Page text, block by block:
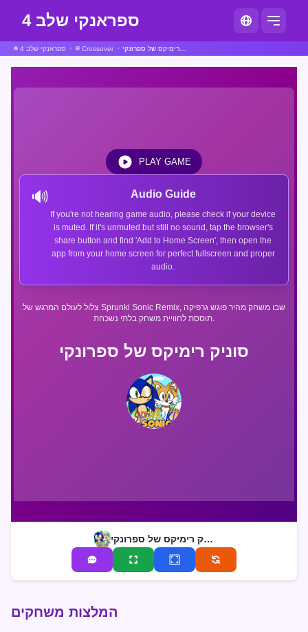
ספראנקי שלב 4
ספראנקי שלב 4 Crossover
סוניק רימיקס של ספרונקי
צלול לעולם המרגש של Sprunki Sonic Remix, שבו משחק מהיר פוגש גרפיקה
תוססת לחוויית משחק בלתי נשכחת.
🔊 Audio Guide
If you're not hearing game audio, please check if your device
is muted. If it's unmuted but still no sound, tap the browser's
share button and find 'Add to Home Screen', then open the
app from your home screen for perfect fullscreen and proper
audio.
PLAY GAME
סוניק רימיקס של ספרונקי
המלצות משחקים